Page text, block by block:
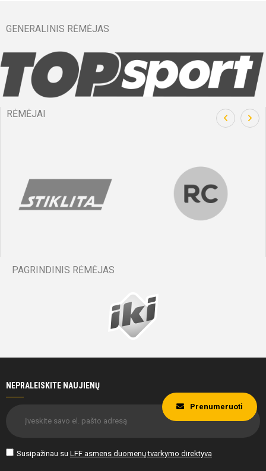
GENERALINIS RĖMĖJAS
RĖMĖJAI
PAGRINDINIS RĖMĖJAS
NEPRALEISKITE NAUJIENŲ
Susipažinau su LFF asmens duomenų tvarkymo direktyva
Prenumeruoti